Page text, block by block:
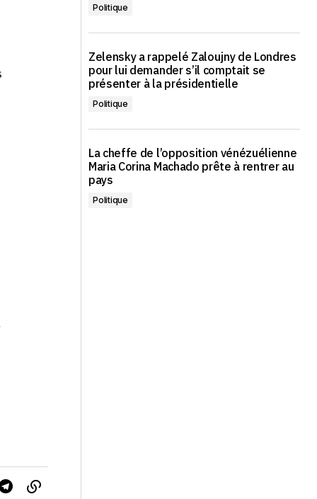
Politique
Zelensky a rappelé Zaloujny de Londres
pour lui demander s’il comptait se
présenter à la présidentielle
Politique
La cheffe de l’opposition vénézuélienne
Maria Corina Machado prête à rentrer au
pays
Politique